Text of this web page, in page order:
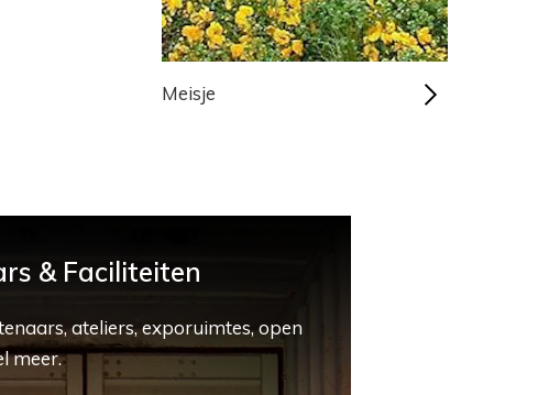
Meisje
& Faciliteiten
ateliers, exporuimtes, open
meer.